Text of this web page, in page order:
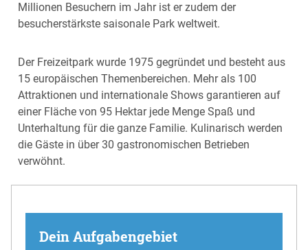
Millionen Besuchern im Jahr ist er zudem der
besucherstärkste saisonale Park weltweit.
Der Freizeitpark wurde 1975 gegründet und besteht aus
15 europäischen Themenbereichen. Mehr als 100
Attraktionen und internationale Shows garantieren auf
einer Fläche von 95 Hektar jede Menge Spaß und
Unterhaltung für die ganze Familie. Kulinarisch werden
die Gäste in über 30 gastronomischen Betrieben
verwöhnt.
Dein Aufgabengebiet